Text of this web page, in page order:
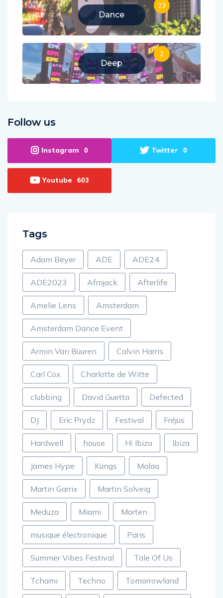
Dance
23
Deep
2
Follow us
Instagram 0 Twitter 0
Youtube 603
Tags
Adam Beyer ADE ADE24
ADE2023 Afrojack Afterlife
Amelie Lens Amsterdam
Amsterdam Dance Event
Armin Van Buuren Calvin Harris
Carl Cox Charlotte de Witte
clubbing David Guetta Defected
DJ Eric Prydz Festival Fréjus
Hardwell house Hï Ibiza Ibiza
James Hype Kungs Malaa
Martin Garrix Martin Solveig
Meduza Miami Morten
musique électronique Paris
Summer Vibes Festival Tale Of Us
Tchami Techno Tomorrowland